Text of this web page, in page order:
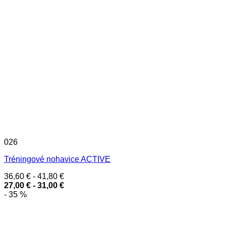
026
Tréningové nohavice ACTIVE
36,60 € - 41,80 €
27,00 € - 31,00 €
- 35 %